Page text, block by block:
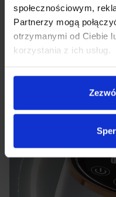
społecznościowym,
Partnerzy mogą
otrzymanymi od Ciebie
korzystania z ich usług.